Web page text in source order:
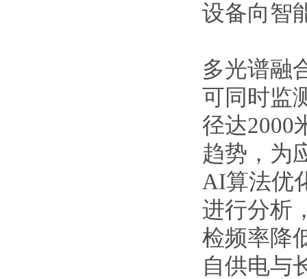
设备向智
多光谱融
可同时监
径达2000
趋势，为
AI算法优
进行分析
检频率降
自供电与